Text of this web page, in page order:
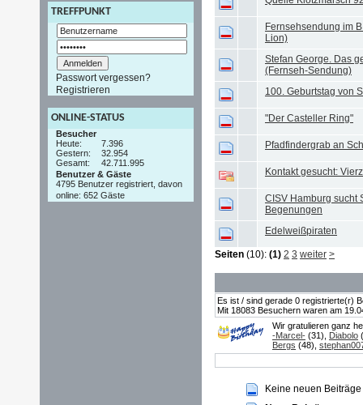
TREFFPUNKT
Passwort vergessen?
Registrieren
ONLINE-STATUS
Besucher
Heute:
7.396
Gestern:
32.954
Gesamt:
42.711.995
Benutzer & Gäste
4795 Benutzer registriert, davon
online: 652 Gäste
Fernsehsendung im
Lion)
Stefan George. Das
(Fernseh-Sendung)
100. Geburtstag von
"Der Casteller Ring"
Pfadfindergrab an
Kontakt gesucht:
CISV Hamburg sucht
Begenungen
Edelweißpiraten
Seiten (10): (1) 2 3 weiter >
Es ist / sind gerade 0 registrierte(r)
Mit 18083 Besuchern waren am
Wir gratulieren ganz
-Marcel- (31), Diabolo
Bergs (48),
Keine neuen Beiträge